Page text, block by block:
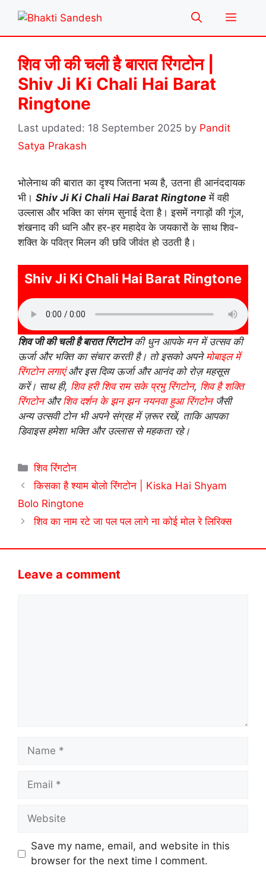
content
Menu
शिव जी की चली है बारात रिंगटोन |
Shiv Ji Ki Chali Hai Barat
Ringtone
18 September 2025 by Pandit
Satya Prakash
भोलेनाथ की बारात का दृश्य जितना भव्य है, उतना ही आनंददायक
भी। Shiv Ji Ki Chali Hai Barat Ringtone में वही
उल्लास और भक्ति का संगम सुनाई देता है। इसमें नगाड़ों की गूंज,
शंखनाद की ध्वनि और हर-हर महादेव के जयकारों के साथ शिव-
शक्ति के पवित्र मिलन की छवि जीवंत हो उठती है।
Shiv Ji Ki Chali Hai Barat Ringtone
शिव जी की चली है बारात रिंगटोनकी धुन आपके मन में उत्सव की
ऊर्जा और भक्ति का संचार करती है। तो इसको अपनेमोबाइल में
रिंगटोन लगाएंऔर इस दिव्य ऊर्जा और आनंद को रोज़ महसूस
करें। साथ ही, शिव हरी शिव राम सके प्रभु रिंगटोन, शिव है शक्ति
रिंगटोनऔरशिव दर्शन के झन झन नयनवा हुआ रिंगटोनजैसी
अन्य उत्सवी टोन भी अपने संग्रह में ज़रूर रखें, ताकि आपका
डिवाइस हमेशा भक्ति और उल्लास से महकता रहे।
Categories
शिव रिंगटोन
किसका है श्याम बोलो रिंगटोन | Kiska Hai Shyam
Bolo Ringtone
शिव का नाम रटे जा पल पल लागे ना कोई मोल रे लिरिक्स
Leave a comment
Name
Email
Website
Save my name, email, and website in this
browser for the next time I comment.